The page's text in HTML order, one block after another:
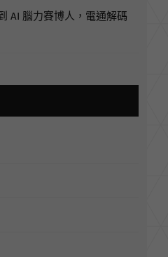
AI 腦力賽博人，電通解碼